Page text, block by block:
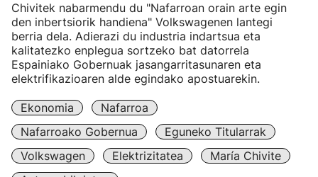
Chivitek nabarmendu du "Nafarroan orain arte egin
den inbertsiorik handiena" Volkswagenen lantegi
berria dela. Adierazi du industria indartsua eta
kalitatezko enplegua sortzeko bat datorrela
Espainiako Gobernuak jasangarritasunaren eta
elektrifikazioaren alde egindako apostuarekin.
Ekonomia
Nafarroa
Nafarroako Gobernua
Eguneko Titularrak
Volkswagen
Elektrizitatea
María Chivite